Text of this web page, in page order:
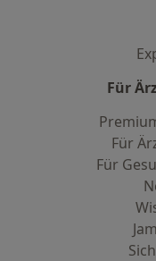
Für
Für
Für